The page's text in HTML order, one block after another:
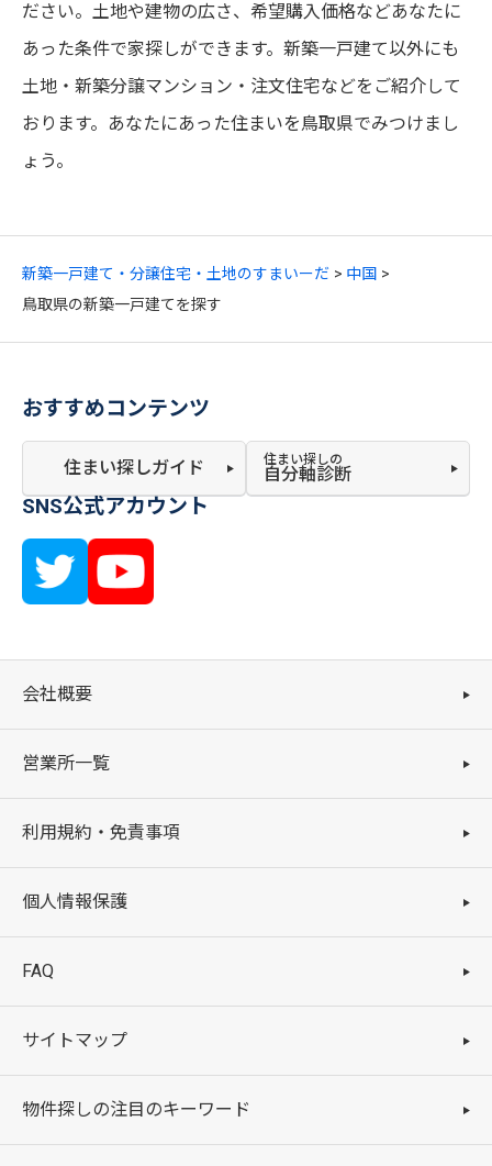
新築一戸建て・分譲住宅・土地のすまいーだ
中国
鳥取県の新築一戸建てを探す
ださい。土地や建物の広さ、希望購入価格などあなたに
あった条件で家探しができます。新築一戸建て以外にも
土地・新築分譲マンション・注文住宅などをご紹介して
おります。あなたにあった住まいを鳥取県でみつけまし
ょう。
おすすめコンテンツ
住まい探しガイド 住まい探しの
自分軸診断
SNS公式アカウント
会社概要
営業所一覧
利用規約・免責事項
個人情報保護
FAQ
サイトマップ
物件探しの注目のキーワード